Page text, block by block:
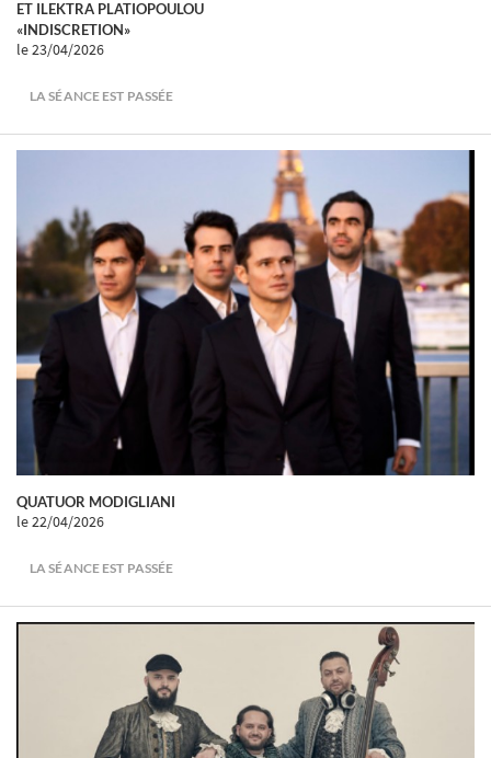
ET ILEKTRA PLATIOPOULOU
«INDISCRETION»
le 23/04/2026
LA SÉANCE EST PASSÉE
QUATUOR MODIGLIANI
le 22/04/2026
LA SÉANCE EST PASSÉE